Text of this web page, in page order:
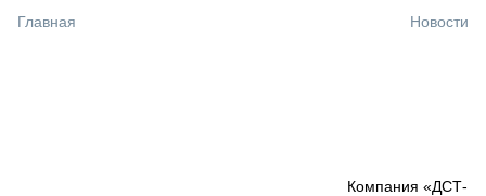
Главная Новости
Компания «ДСТ-